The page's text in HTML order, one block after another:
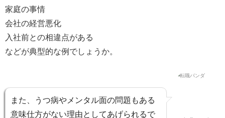
家庭の事情
会社の経営悪化
入社前との相違点がある
などが典型的な例でしょうか。
また、 うつ病やメンタル面の問題 もある
意味仕方がない理由としてあげられるで